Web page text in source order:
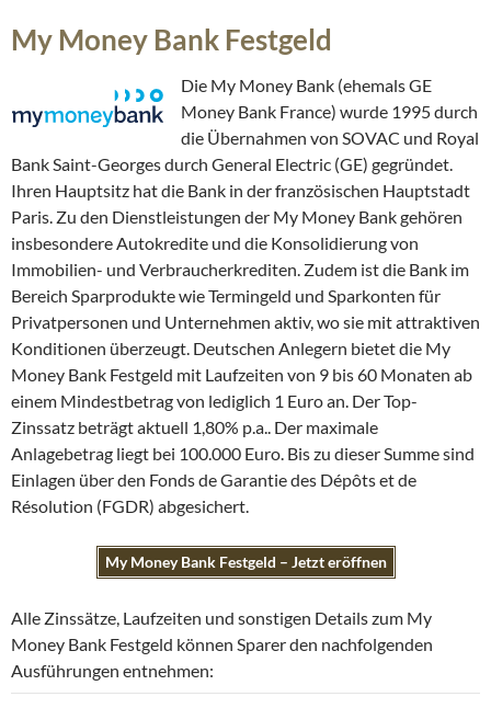
My Money Bank Festgeld
Die My Money Bank (ehemals GE
Money Bank France) wurde 1995 durch
die Übernahmen von SOVAC und Royal
Bank Saint-Georges durch General Electric (GE) gegründet.
Ihren Hauptsitz hat die Bank in der französischen Hauptstadt
Paris. Zu den Dienstleistungen der My Money Bank gehören
insbesondere Autokredite und die Konsolidierung von
Immobilien- und Verbraucherkrediten. Zudem ist die Bank im
Bereich Sparprodukte wie Termingeld und Sparkonten für
Privatpersonen und Unternehmen aktiv, wo sie mit attraktiven
Konditionen überzeugt. Deutschen Anlegern bietet die My
Money Bank Festgeld mit Laufzeiten von 9 bis 60 Monaten ab
einem Mindestbetrag von lediglich 1 Euro an. Der Top-
Zinssatz beträgt aktuell 1,80% p.a.. Der maximale
Anlagebetrag liegt bei 100.000 Euro. Bis zu dieser Summe sind
Einlagen über den Fonds de Garantie des Dépôts et de
Résolution (FGDR) abgesichert.
My Money Bank Festgeld – Jetzt eröffnen
Alle Zinssätze, Laufzeiten und sonstigen Details zum My
Money Bank Festgeld können Sparer den nachfolgenden
Ausführungen entnehmen: